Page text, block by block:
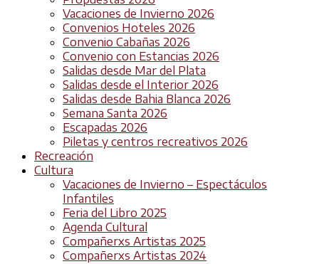
Vacaciones de Invierno 2026
Convenios Hoteles 2026
Convenio Cabañas 2026
Convenio con Estancias 2026
Salidas desde Mar del Plata
Salidas desde el Interior 2026
Salidas desde Bahia Blanca 2026
Semana Santa 2026
Escapadas 2026
Piletas y centros recreativos 2026
Recreación
Cultura
Vacaciones de Invierno – Espectáculos
Infantiles
Feria del Libro 2025
Agenda Cultural
Compañerxs Artistas 2025
Compañerxs Artistas 2024